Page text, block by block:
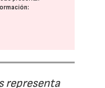
representa